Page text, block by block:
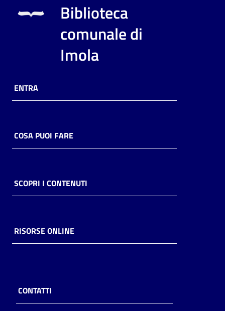
Biblioteca
comunale di
Imola
ENTRA
COSA PUOI FARE
SCOPRI I CONTENUTI
RISORSE ONLINE
CONTATTI